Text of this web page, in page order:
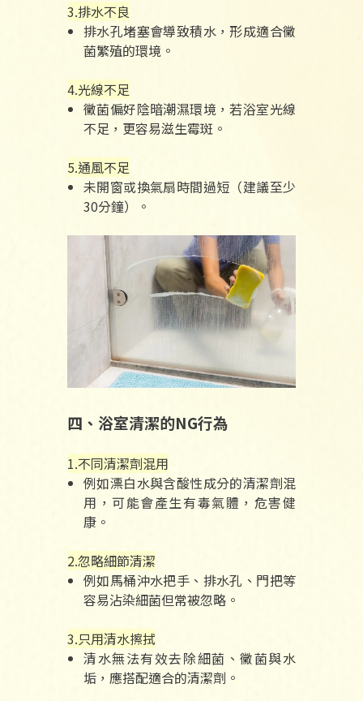
3.排水不良
排水孔堵塞會導致積水，形成適合黴
菌繁殖的環境。
4.光線不足
黴菌偏好陰暗潮濕環境，若浴室光線
不足，更容易滋生霉斑。
5.通風不足
未開窗或換氣扇時間過短（建議至少
30分鐘）。
四、浴室清潔的NG行為
1.不同清潔劑混用
例如漂白水與含酸性成分的清潔劑混
用，可能會產生有毒氣體，危害健
康。
2.忽略細節清潔
例如馬桶沖水把手、排水孔、門把等
容易沾染細菌但常被忽略。
3.只用清水擦拭
清水無法有效去除細菌、黴菌與水
垢，應搭配適合的清潔劑。